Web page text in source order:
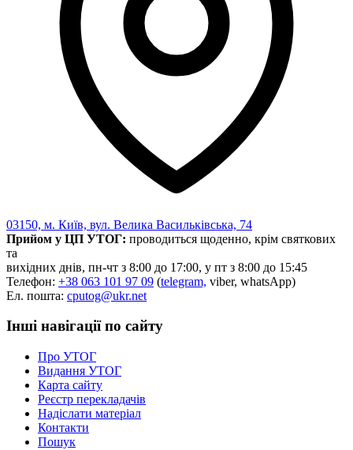
03150, м. Київ, вул. Велика Васильківська, 74
Прийом у ЦП УТОГ: проводиться щоденно, крім святкових
та
вихідних днів, пн-чт з 8:00 до 17:00, у пт з 8:00 до 15:45
Телефон: +38 063 101 97 09 (telegram, viber, whatsApp)
Ел. пошта: cputog@ukr.net
Інші навігації по сайту
Про УТОГ
Видання УТОГ
Карта сайту
Реєстр перекладачів
Надіслати матеріал
Контакти
Пошук